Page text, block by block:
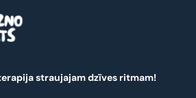
straujajam dzīves ritmam!